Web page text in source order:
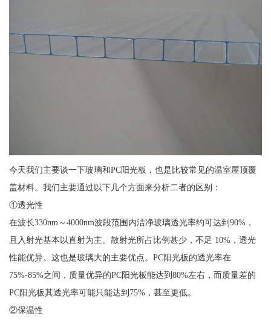
今天我们主要谈一下玻璃和PC阳光板，也是比较常见的温室屋顶覆
盖材料。我们主要通过以下几个方面来分析二者的区别：
①透光性
在波长330nm～4000nm波段范围内洁净玻璃透光率约可达到90%，
且入射光基本以直射为主。散射光所占比例甚少，不足 10%，透光
性能优异。这也是玻璃大的主要优点。PC阳光板的透光率在
75%-85%之间，质量优异的PC阳光板能达到80%左右，而质量差的
PC阳光板其透光率可能只能达到75%，甚至更低。
②保温性